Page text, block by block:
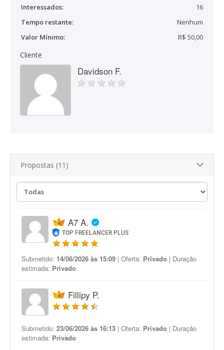
Interessados:
16
Tempo restante:
Nenhum
Valor Mínimo:
R$ 50,00
Cliente
Davidson F.
Propostas (11)
A7 A.
TOP FREELANCER PLUS
Submetido: 14/06/2026 às 15:09 | Oferta: Privado | Duração
estimada: Privado
Fillipy P.
Submetido: 23/06/2026 às 16:13 | Oferta: Privado | Duração
estimada: Privado